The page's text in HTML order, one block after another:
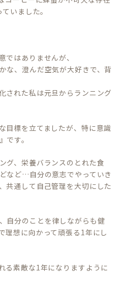
ていました。
ではありませんが、
な、澄んだ空気が大好きで、背
された私は元旦からランニング
目標を立てましたが、特に意識
です。
グ、栄養バランスのとれた食
など…自分の意志でやっていき
共通して自己管理を大切にした
自分のことを律しながらも健
理想に向かって頑張る1年にし
る素敵な1年になりますように